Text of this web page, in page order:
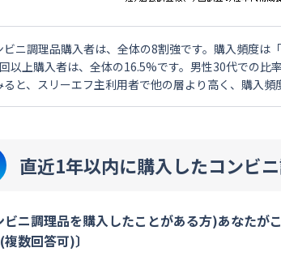
ビニ調理品購入者は、全体の8割強です。購入頻度は
以上購入者は、全体の16.5%です。男性30代での比
ると、スリーエフ主利用者で他の層より高く、購入頻
直近1年以内に購入したコンビ
ビニ調理品を購入したことがある方)あなたが
数回答可)〕